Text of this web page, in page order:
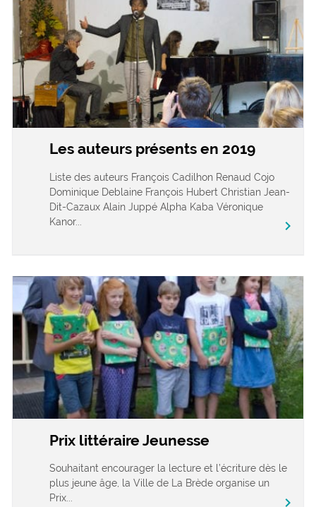
Les auteurs présents en 2019
Liste des auteurs François Cadilhon Renaud Cojo
Dominique Deblaine François Hubert Christian Jean-
Dit-Cazaux Alain Juppé Alpha Kaba Véronique
Kanor...
chevron_right
Prix littéraire Jeunesse
Souhaitant encourager la lecture et l’écriture dès le
plus jeune âge, la Ville de La Brède organise un
Prix...
chevron_right